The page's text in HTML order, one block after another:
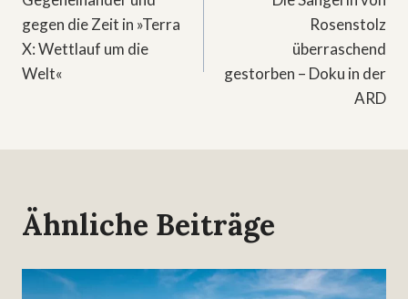
gegen die Zeit in »Terra
X: Wettlauf um die
Welt«
Rosenstolz
überraschend
gestorben – Doku in der
ARD
Ähnliche Beiträge